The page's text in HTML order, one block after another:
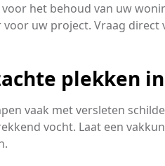
het behoud van uw
uw project. Vraag
plekken
vaak met versleten
vocht. Laat een